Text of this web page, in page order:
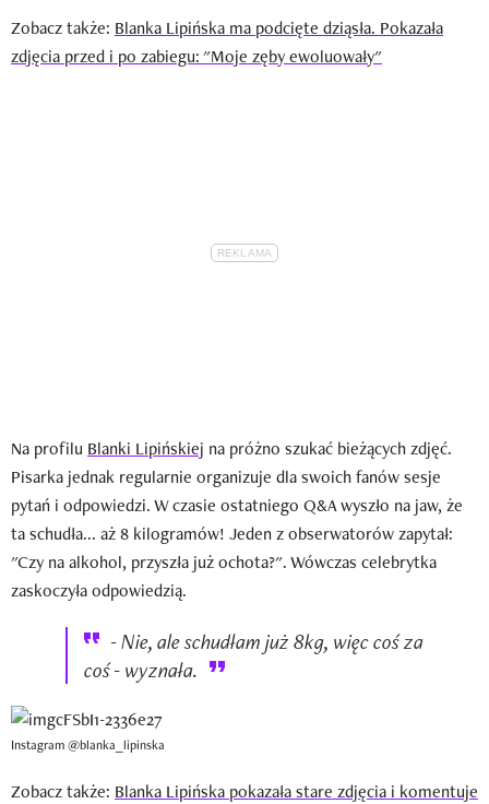
Zobacz także: Blanka Lipińska ma podcięte dziąsła. Pokazała
zdjęcia przed i po zabiegu: "Moje zęby ewoluowały"
Na profilu Blanki Lipińskiej na próżno szukać bieżących zdjęć.
Pisarka jednak regularnie organizuje dla swoich fanów sesje
pytań i odpowiedzi. W czasie ostatniego Q&A wyszło na jaw, że
ta schudła... aż 8 kilogramów! Jeden z obserwatorów zapytał:
"Czy na alkohol, przyszła już ochota?". Wówczas celebrytka
zaskoczyła odpowiedzią.
- Nie, ale schudłam już 8kg, więc coś za
coś - wyznała.
Instagram @blanka_lipinska
Zobacz także: Blanka Lipińska pokazała stare zdjęcia i komentuje